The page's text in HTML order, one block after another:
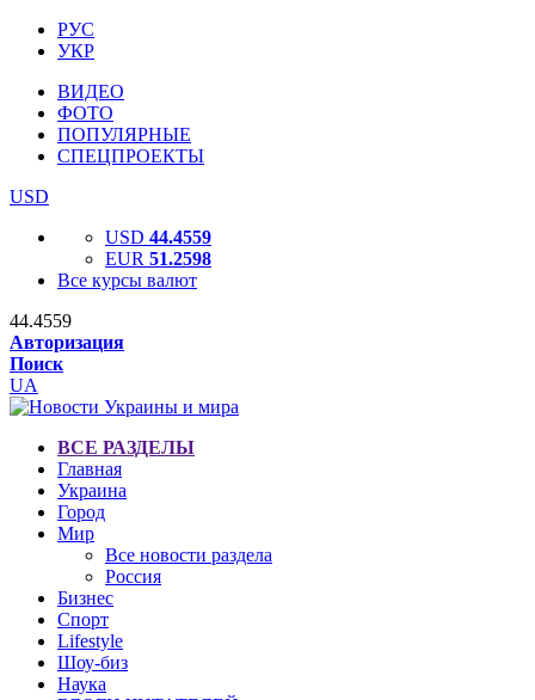
РУС
УКР
ВИДЕО
ФОТО
ПОПУЛЯРНЫЕ
СПЕЦПРОЕКТЫ
USD
USD 44.4559
EUR 51.2598
Все курсы валют
44.4559
Авторизация
Поиск
UA
ВСЕ РАЗДЕЛЫ
Главная
Украина
Город
Мир
Все новости раздела
Россия
Бизнес
Спорт
Lifestyle
Шоу-биз
Наука